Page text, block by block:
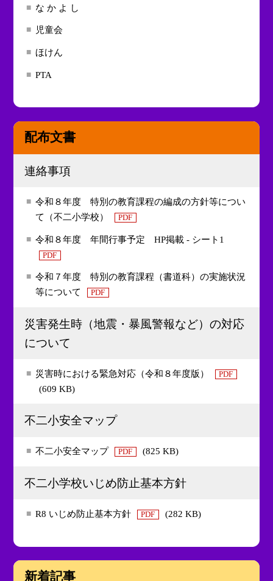
な か よ し
児童会
ほけん
PTA
配布文書
連絡事項
令和８年度 特別の教育課程の編成の方針等につい
て（不二小学校）
PDF
令和８年度 年間行事予定 HP掲載 - シート1
PDF
令和７年度 特別の教育課程（書道科）の実施状況
等について
PDF
災害発生時（地震・暴風警報など）の対応
について
災害時における緊急対応（令和８年度版） PDF
(609 KB)
不二小安全マップ
不二小安全マップ PDF (825 KB)
不二小学校いじめ防止基本方針
R8 いじめ防止基本方針 PDF (282 KB)
新着記事